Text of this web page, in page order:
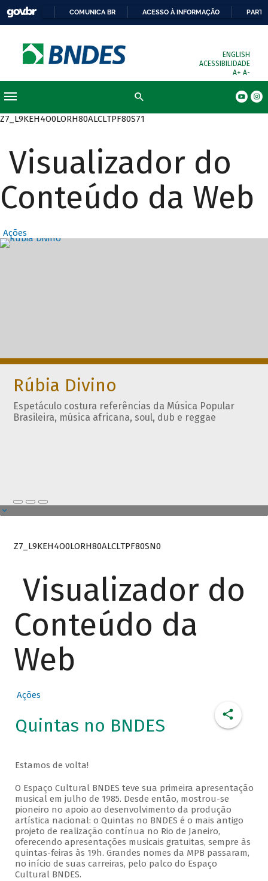
COMUNICA BR ACESSO À INFORMAÇÃO
ENGLISH
ACESSIBILIDADE
A+ A-
Z7_L9KEH4O0LORH80ALCLTPF80S71
Visualizador do
Conteúdo da Web
Ações
Destaques
Rúbia Divino
Espetáculo costura referências da Música Popular
Brasileira, música africana, soul, dub e reggae
Z7_L9KEH4O0LORH80ALCLTPF80SN0
Visualizador do
Conteúdo da
Web
Ações
Quintas no BNDES
Estamos de volta!
O Espaço Cultural BNDES teve sua primeira apresentação
musical em julho de 1985. Desde então, mostrou-se
pioneiro no apoio ao desenvolvimento da produção
artística nacional: o Quintas no BNDES é o mais antigo
projeto de realização contínua no Rio de Janeiro,
oferecendo apresentações musicais gratuitas, sempre às
quintas-feiras às 19h. Grandes nomes da MPB passaram,
no início de suas carreiras, pelo palco do Espaço
Cultural BNDES.